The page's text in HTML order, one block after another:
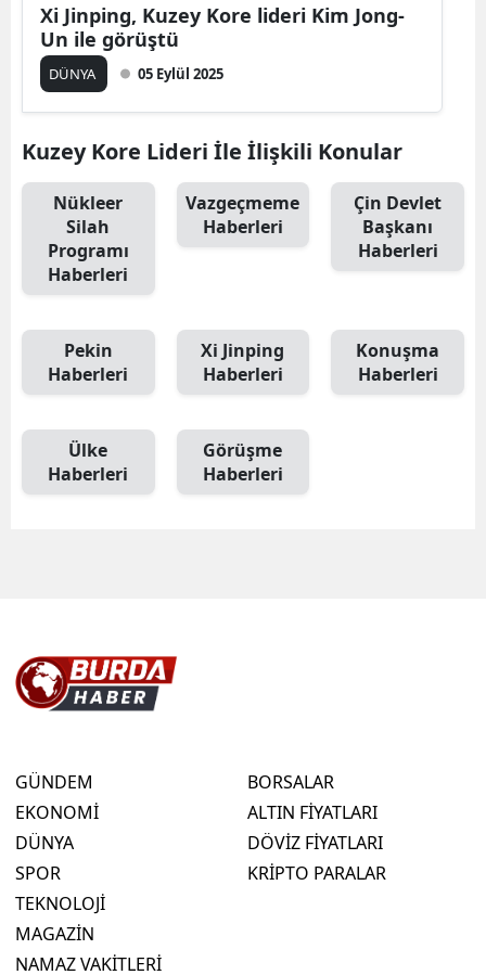
Xi Jinping, Kuzey Kore lideri Kim Jong-
Un ile görüştü
DÜNYA 05 Eylül 2025
Kuzey Kore Lideri İle İlişkili Konular
Nükleer
Silah
Programı
Haberleri
Vazgeçmeme
Haberleri
Çin Devlet
Başkanı
Haberleri
Pekin
Haberleri
Xi Jinping
Haberleri
Konuşma
Haberleri
Ülke
Haberleri
Görüşme
Haberleri
GÜNDEM
EKONOMİ
DÜNYA
SPOR
TEKNOLOJİ
MAGAZİN
NAMAZ VAKİTLERİ
BORSALAR
ALTIN FİYATLARI
DÖVİZ FİYATLARI
KRİPTO PARALAR